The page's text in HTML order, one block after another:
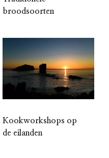
broodsoorten
Kookworkshops op
de eilanden